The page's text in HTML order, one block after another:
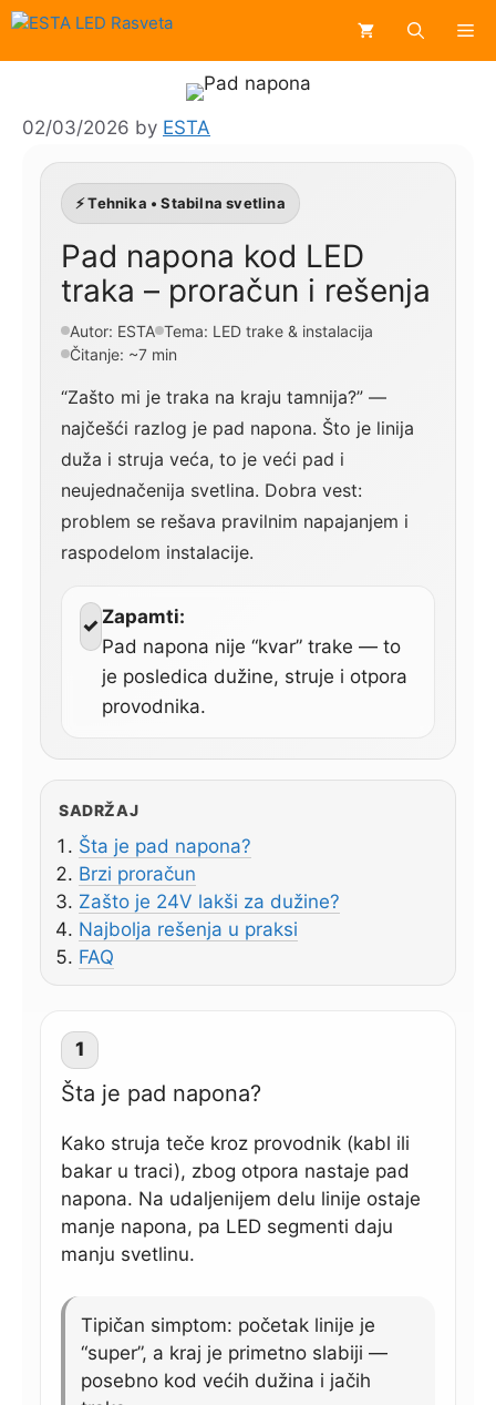
Skip
content
02/03/2026 by ESTA
⚡ Tehnika • Stabilna svetlina
Pad napona kod LED
traka – proračun i rešenja
Autor: ESTA Tema: LED trake & instalacija
Čitanje: ~7 min
“Zašto mi je traka na kraju tamnija?” —
najčešći razlog je pad napona. Što je linija
duža i struja veća, to je veći pad i
neujednačenija svetlina. Dobra vest:
problem se rešava pravilnim napajanjem i
raspodelom instalacije.
✓ Zapamti:
Pad napona nije “kvar” trake — to
je posledica dužine, struje i otpora
provodnika.
SADRŽAJ
Šta je pad napona?
Brzi proračun
Zašto je 24V lakši za dužine?
Najbolja rešenja u praksi
FAQ
1
Šta je pad napona?
Kako struja teče kroz provodnik (kabl ili
bakar u traci), zbog otpora nastaje pad
napona. Na udaljenijem delu linije ostaje
manje napona, pa LED segmenti daju
manju svetlinu.
Tipičan simptom: početak linije je
“super”, a kraj je primetno slabiji —
posebno kod većih dužina i jačih